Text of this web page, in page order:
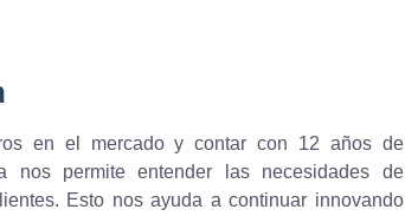
en el mercado y contar con 12 años de
nos permite entender las necesidades de
Esto nos ayuda a continuar innovando